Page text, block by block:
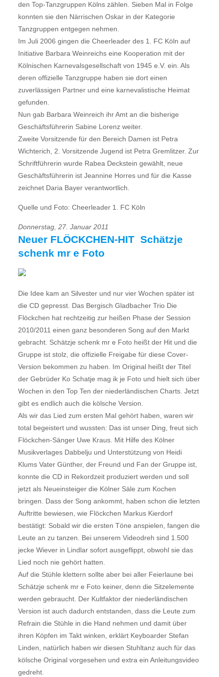
den Top-Tanzgruppen Kölns zählen. Sieben Mal in Folge
konnten sie den Närrischen Oskar in der Kategorie
Tanzgruppen entgegen nehmen.
Im Juli 2006 gingen die Cheerleader des 1. FC Köln auf
Initiative Barbara Weinreichs eine Kooperation mit der
Kölnischen Karnevalsgesellschaft von 1945 e.V. ein. Als
deren offizielle Tanzgruppe haben sie dort einen
zuverlässigen Partner und eine karnevalistische Heimat
gefunden.
Nun gab Barbara Weinreich ihr Amt an die bisherige
Geschäftsführerin Sabine Lorenz weiter.
Zweite Vorsitzende für den Bereich Damen ist Petra
Wichterich, 2. Vorsitzende Jugend ist Petra Gremlitzer. Zur
Schriftführerin wurde Rabea Deckstein gewählt, neue
Geschäftsführerin ist Jeannine Horres und für die Kasse
zeichnet Daria Bayer verantwortlich.
Quelle und Foto: Cheerleader 1. FC Köln
Donnerstag, 27. Januar 2011
Neuer FLÖCKCHEN-HIT  Schätzje
schenk mr e Foto
Die Idee kam an Silvester und nur vier Wochen später ist
die CD gepresst. Das Bergisch Gladbacher Trio Die
Flöckchen hat rechtzeitig zur heißen Phase der Session
2010/2011 einen ganz besonderen Song auf den Markt
gebracht. Schätzje schenk mr e Foto heißt der Hit und die
Gruppe ist stolz, die offizielle Freigabe für diese Cover-
Version bekommen zu haben. Im Original heißt der Titel
der Gebrüder Ko Schatje mag ik je Foto und hielt sich über
Wochen in den Top Ten der niederländischen Charts. Jetzt
gibt es endlich auch die kölsche Version.
Als wir das Lied zum ersten Mal gehört haben, waren wir
total begeistert und wussten: Das ist unser Ding, freut sich
Flöckchen-Sänger Uwe Kraus. Mit Hilfe des Kölner
Musikverlages Dabbelju und Unterstützung von Heidi
Klums Vater Günther, der Freund und Fan der Gruppe ist,
konnte die CD in Rekordzeit produziert werden und soll
jetzt als Neueinsteiger die Kölner Säle zum Kochen
bringen. Dass der Song ankommt, haben schon die letzten
Auftritte bewiesen, wie Flöckchen Markus Kierdorf
bestätigt: Sobald wir die ersten Töne anspielen, fangen die
Leute an zu tanzen. Bei unserem Videodreh sind 1.500
jecke Wiever in Lindlar sofort ausgeflippt, obwohl sie das
Lied noch nie gehört hatten.
Auf die Stühle klettern sollte aber bei aller Feierlaune bei
Schätzje schenk mr e Foto keiner, denn die Sitzelemente
werden gebraucht. Der Kultfaktor der niederländischen
Version ist auch dadurch entstanden, dass die Leute zum
Refrain die Stühle in die Hand nehmen und damit über
ihren Köpfen im Takt winken, erklärt Keyboarder Stefan
Linden, natürlich haben wir diesen Stuhltanz auch für das
kölsche Original vorgesehen und extra ein Anleitungsvideo
gedreht.